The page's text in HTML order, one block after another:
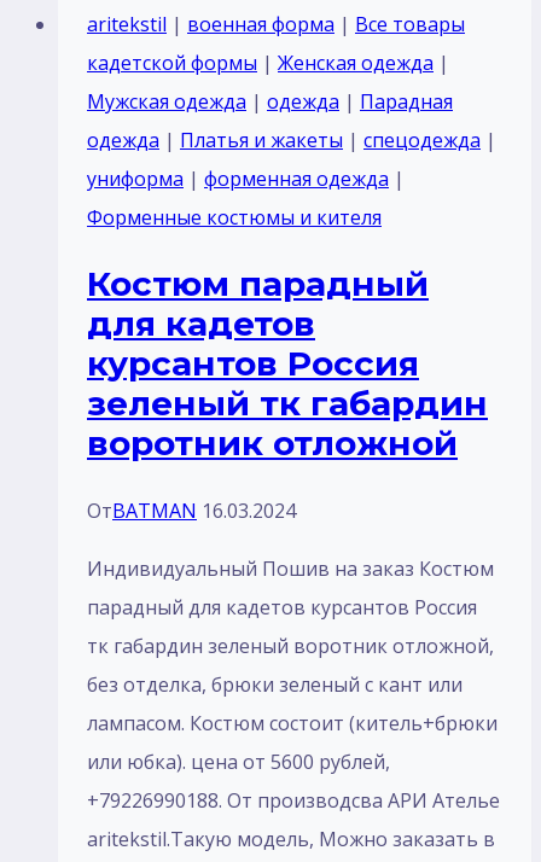
для
кадетов
курсантов
Россия
Темный
синий
отложной
отделка
цвет
красным
тк
ш
или
aritekstil | военная форма | Все товары
кадетской формы | Женская одежда |
Мужская одежда | одежда | Парадная
одежда | Платья и жакеты | спецодежда |
униформа | форменная одежда |
Форменные костюмы и кителя
Костюм парадный
для кадетов
курсантов Россия
зеленый тк габардин
воротник отложной
ОтBATMAN 16.03.2024
Индивидуальный Пошив на заказ Костюм
парадный для кадетов курсантов Россия
тк габардин зеленый воротник отложной,
без отделка, брюки зеленый с кант или
лампасом. Костюм состоит (китель+брюки
или юбка). цена от 5600 рублей,
+79226990188. От производсва АРИ Ателье
aritekstil.Такую модель, Mожно заказать в